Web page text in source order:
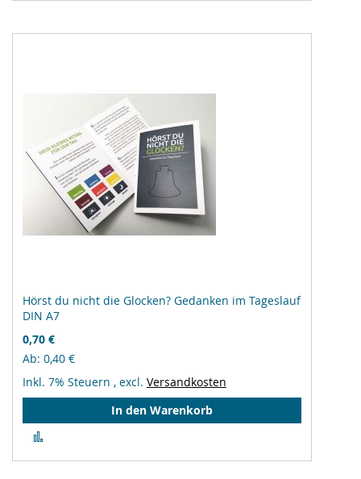
hinzufügen
Hörst du nicht die Glocken? Gedanken im Tageslauf
DIN A7
0,70 €
Ab 0,40 €
Inkl. 7% Steuern , excl. Versandkosten
In den Warenkorb
hinzufügen